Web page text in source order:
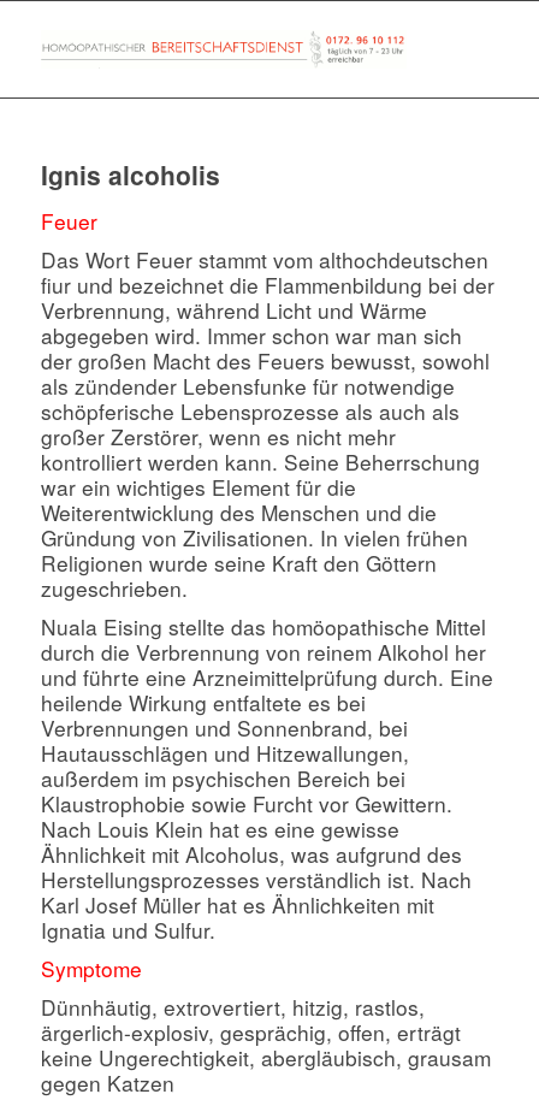
Ignis alcoholis
Feuer
Das Wort Feuer stammt vom althochdeutschen
fiur und bezeichnet die Flammenbildung bei der
Verbrennung, während Licht und Wärme
abgegeben wird. Immer schon war man sich
der großen Macht des Feuers bewusst, sowohl
als zündender Lebensfunke für notwendige
schöpferische Lebensprozesse als auch als
großer Zerstörer, wenn es nicht mehr
kontrolliert werden kann. Seine Beherrschung
war ein wichtiges Element für die
Weiterentwicklung des Menschen und die
Gründung von Zivilisationen. In vielen frühen
Religionen wurde seine Kraft den Göttern
zugeschrieben.
Nuala Eising stellte das homöopathische Mittel
durch die Verbrennung von reinem Alkohol her
und führte eine Arzneimittelprüfung durch. Eine
heilende Wirkung entfaltete es bei
Verbrennungen und Sonnenbrand, bei
Hautausschlägen und Hitzewallungen,
außerdem im psychischen Bereich bei
Klaustrophobie sowie Furcht vor Gewittern.
Nach Louis Klein hat es eine gewisse
Ähnlichkeit mit Alcoholus, was aufgrund des
Herstellungsprozesses verständlich ist. Nach
Karl Josef Müller hat es Ähnlichkeiten mit
Ignatia und Sulfur.
Symptome
Dünnhäutig, extrovertiert, hitzig, rastlos,
ärgerlich-explosiv, gesprächig, offen, erträgt
keine Ungerechtigkeit, abergläubisch, grausam
gegen Katzen